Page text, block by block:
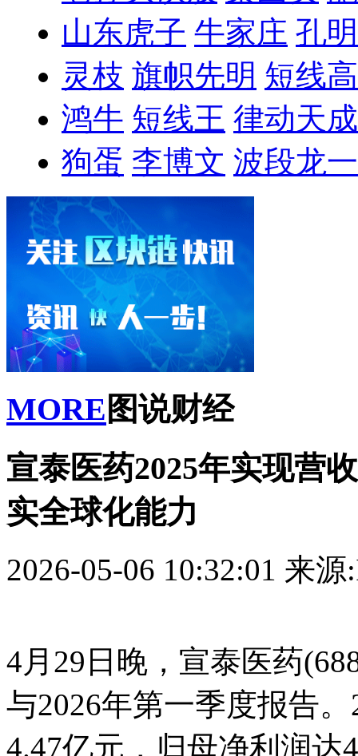
山东虎子 牛家庄 孔
灵枝 旗帜先明 短线
鸿牛 短线王 律动天成
狗蛋 李博文 波段龙一
MORE 图说财经
宣泰医药2025年实现营
实全球化能力
2026-05-06 10:32:01 来源
4月29日晚，宣泰医药
与2026年第一季度报告
4.47亿元，归母净利润达